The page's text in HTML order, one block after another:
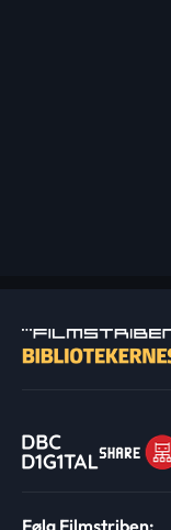
Følg Filmstriben: